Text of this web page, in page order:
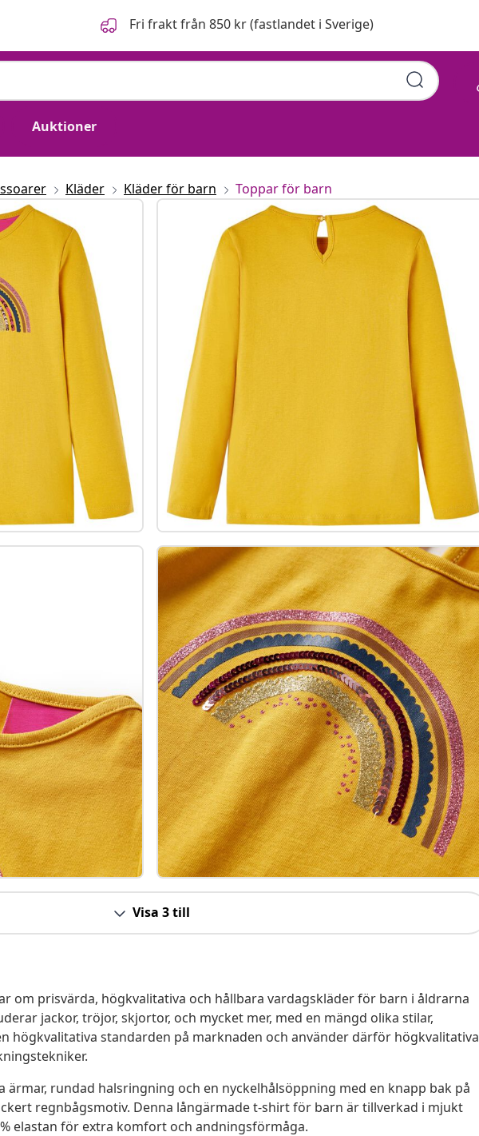
Fri frakt från 850 kr (fastlandet i Sverige)
Auktioner
Kläder Kläder för barn Toppar för barn
Visa 3 till
om prisvärda, högkvalitativa och hållbara vardagskläder för barn i åldrarna
jackor, tröjor, skjortor, och mycket mer, med en mängd olika stilar,
högkvalitativa standarden på marknaden och använder därför högkvalitativa
ärmar, rundad halsringning och en nyckelhålsöppning med en knapp bak på
regnbågsmotiv. Denna långärmade t-shirt för barn är tillverkad i mjukt
elastan för extra komfort och andningsförmåga.